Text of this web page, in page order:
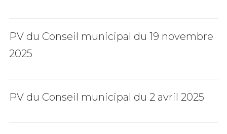
PV du Conseil municipal du 19 novembre
2025
PV du Conseil municipal du 2 avril 2025